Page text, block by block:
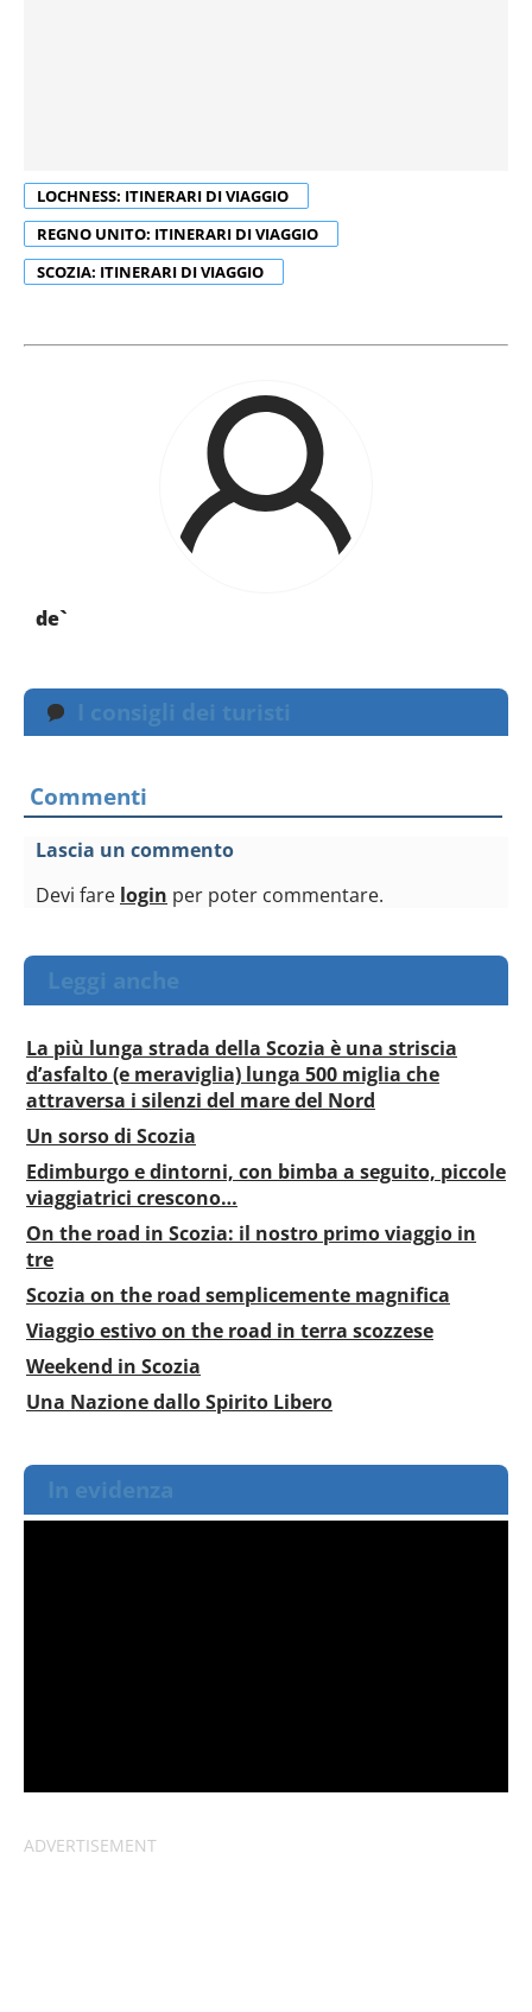
LOCHNESS: ITINERARI DI VIAGGIO
REGNO UNITO: ITINERARI DI VIAGGIO
SCOZIA: ITINERARI DI VIAGGIO
de`
I consigli dei turisti
Commenti
Lascia un commento
Devi fare login per poter commentare.
Leggi anche
La più lunga strada della Scozia è una striscia
d’asfalto (e meraviglia) lunga 500 miglia che
attraversa i silenzi del mare del Nord
Un sorso di Scozia
Edimburgo e dintorni, con bimba a seguito, piccole
viaggiatrici crescono…
On the road in Scozia: il nostro primo viaggio in
tre
Scozia on the road semplicemente magnifica
Viaggio estivo on the road in terra scozzese
Weekend in Scozia
Una Nazione dallo Spirito Libero
In evidenza